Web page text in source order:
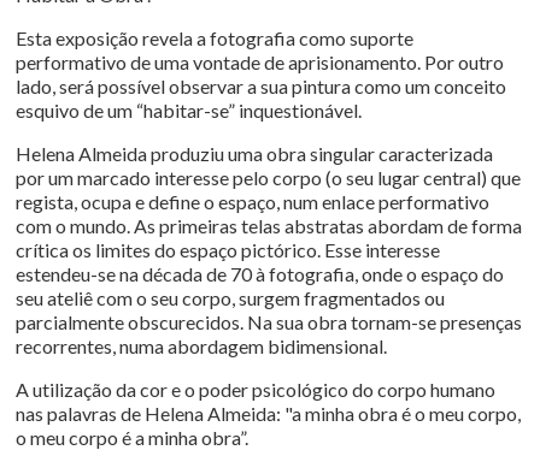
Esta exposição revela a fotografia como suporte
performativo de uma vontade de aprisionamento. Por outro
lado, será possível observar a sua pintura como um conceito
esquivo de um “habitar-se” inquestionável.
Helena Almeida produziu uma obra singular caracterizada
por um marcado interesse pelo corpo (o seu lugar central) que
regista, ocupa e define o espaço, num enlace performativo
com o mundo. As primeiras telas abstratas abordam de forma
crítica os limites do espaço pictórico. Esse interesse
estendeu-se na década de 70 à fotografia, onde o espaço do
seu ateliê com o seu corpo, surgem fragmentados ou
parcialmente obscurecidos. Na sua obra tornam-se presenças
recorrentes, numa abordagem bidimensional.
A utilização da cor e o poder psicológico do corpo humano
nas palavras de Helena Almeida: "a minha obra é o meu corpo,
o meu corpo é a minha obra”.